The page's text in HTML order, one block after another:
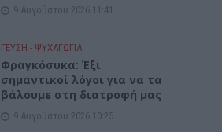
9 Αυγούστου 2026 11:41
ΓΕΎΣΗ - ΨΥΧΑΓΩΓΊΑ
Φραγκόσυκα: Έξι
σημαντικοί λόγοι για να τα
βάλουμε στη διατροφή μας
9 Αυγούστου 2026 10:25